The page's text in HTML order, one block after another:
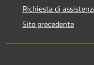
Richiesta di
Sito precedente